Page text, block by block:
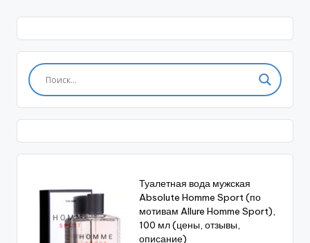
Туалетная вода мужская
Absolute Homme Sport (по
мотивам Allure Homme Sport),
100 мл (цены, отзывы,
описание)